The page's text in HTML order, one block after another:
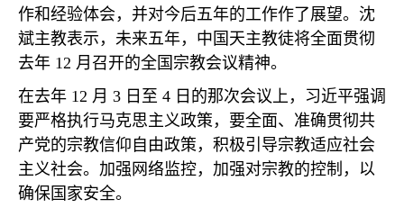
作和经验体会，并对今后五年的工作作了展望。沈
斌主教表示，未来五年，中国天主教徒将全面贯彻
去年 12 月召开的全国宗教会议精神。
在去年 12 月 3 日至 4 日的那次会议上，习近平强调
要严格执行马克思主义政策，要全面、准确贯彻共
产党的宗教信仰自由政策，积极引导宗教适应社会
主义社会。加强网络监控，加强对宗教的控制，以
确保国家安全。